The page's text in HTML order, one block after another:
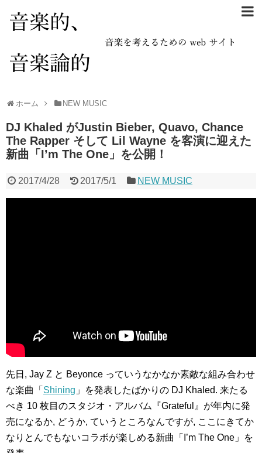
ホーム NEW MUSIC
DJ Khaled がJustin Bieber, Quavo, Chance
The Rapper そして Lil Wayne を客演に迎えた
新曲「I’m The One」を公開！
2017/4/28 2017/5/1 NEW MUSIC
先日, Jay Z と Beyonce っていうなかなか素敵な組み合わせ
な楽曲「 Shining 」を発表したばかりの DJ Khaled. 来たる
べき 10 枚目のスタジオ・アルバム『Grateful』が年内に発
売になるか, どうか, ていうところなんですが, ここにきてか
なりとんでもないコラボが楽しめる新曲「I’m The One」を